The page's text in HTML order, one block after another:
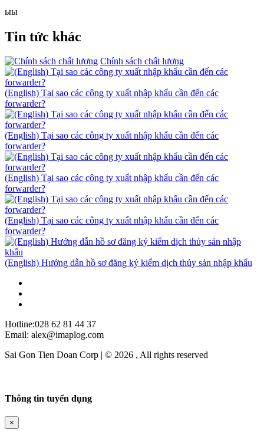
ыы
Tin tức khác
Chính sách chất lượng
(English) Tại sao các công ty xuất nhập khẩu cần đến các
forwarder?
(English) Tại sao các công ty xuất nhập khẩu cần đến các
forwarder?
(English) Tại sao các công ty xuất nhập khẩu cần đến các
forwarder?
(English) Tại sao các công ty xuất nhập khẩu cần đến các
forwarder?
(English) Hướng dẫn hồ sơ đăng ký kiểm dịch thủy sản nhập khẩu
Hotline:028 62 81 44 37
Email: alex@imaplog.com
Sai Gon Tien Doan Corp | © 2026 , All rights reserved
Thông tin tuyển dụng
×